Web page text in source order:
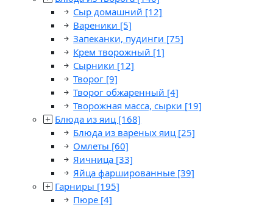
Сыр домашний [12]
Вареники [5]
Запеканки, пудинги [75]
Крем творожный [1]
Сырники [12]
Творог [9]
Творог обжаренный [4]
Творожная масса, сырки [19]
Блюда из яиц [168]
Блюда из вареных яиц [25]
Омлеты [60]
Яичница [33]
Яйца фаршированные [39]
Гарниры [195]
Пюре [4]